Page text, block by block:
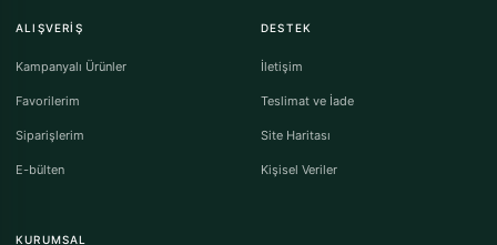
ALIŞVERIŞ
Kampanyalı Ürünler
Favorilerim
Siparişlerim
E-bülten
DESTEK
İletişim
Teslimat ve İade
Site Haritası
Kişisel Veriler
KURUMSAL